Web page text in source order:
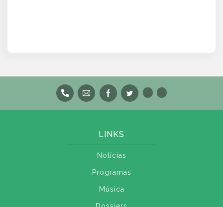
LINKS
Notícias
Programas
Música